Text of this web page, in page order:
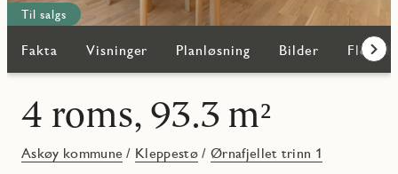
Til salgs
Fakta Visninger Planløsning Bilder Flere
4 roms, 93.3 m²
Askøy kommune / Kleppestø / Ørnafjellet trinn 1